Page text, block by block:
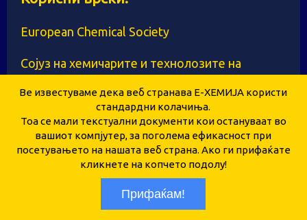
European Chemical Society
Сојуз на хемичарите и технолозите на
Институт за хемија - Природно-математички
факултет при Универзитет „Св. Кирил и
Методиј"
https://www.gimprilep.edu.mk
Ве известуваме дека веб странава Е-ХЕМИЈА користи
стандардни колачиња.
Тоа се мали текстуални документи кои остануваат во
вашиот компјутер, за поголема ефикасност при
посетувањето на нашата веб страна. Ако ги прифаќате
кликнете на копчето подолу!
Прифаќам!